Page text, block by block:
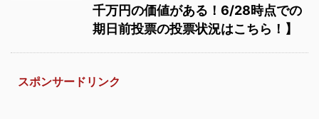
千万円の価値がある！6/28時点での
期日前投票の投票状況はこちら！】
スポンサードリンク